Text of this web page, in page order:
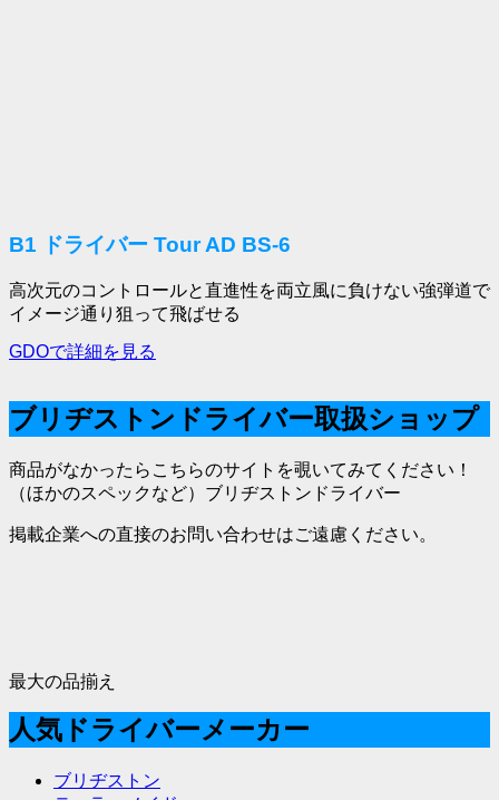
B1 ドライバー Tour AD BS-6
高次元のコントロールと直進性を両立風に負けない強弾道で
イメージ通り狙って飛ばせる
GDOで詳細を見る
ブリヂストンドライバー取扱ショップ
商品がなかったらこちらのサイトを覗いてみてください！
（ほかのスペックなど）ブリヂストンドライバー
掲載企業への直接のお問い合わせはご遠慮ください。
最大の品揃え
人気ドライバーメーカー
ブリヂストン